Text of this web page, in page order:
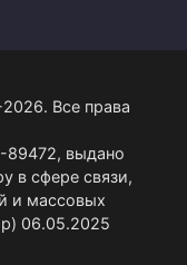
Все права
89472, выдано
в сфере связи,
и массовых
06.05.2025